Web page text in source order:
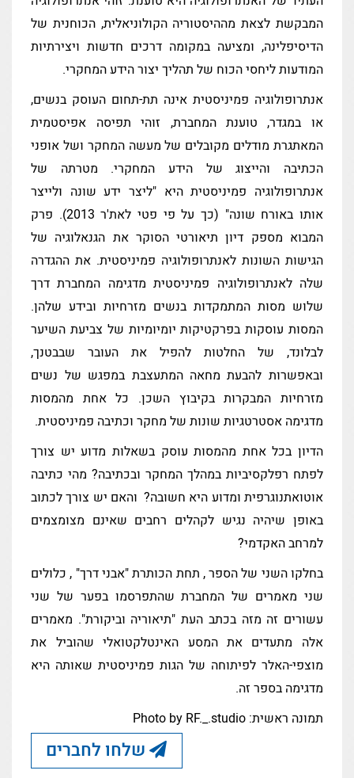
המבקשת לצאת מההיסטוריה הקולוניאלית, הכוחנית של
הדיסיפלינה, ומציעה במקומה דרכים חדשות ויצירתיות
המודעות ליחסי הכוח של תהליך יצור הידע המחקרי.
אנתרופולוגיה פמיניסטית אינה תת-תחום העוסק בנשים,
או במגדר, טוענת המחברת, זוהי תפיסה אפיסטמית
המאתגרת מודלים מקובלים של מעשה המחקר ושל אופני
הכתיבה והייצוג של הידע המחקרי. מטרתה של
אנתרופולוגיה פמיניסטית היא "ליצר ידע שונה ולייצר
אותו באורח שונה" (כך על פי פטי לאת'ר 2013). פרק
המבוא מספק דיון תיאורטי הסוקר את הגנאלוגיה של
הגישות השונות לאנתרופולוגיה פמיניסטית. את ההגדרה
שלה לאנתרופולוגיה פמיניסטית מדגימה המחברת דרך
שלוש מסות המתמקדות בנשים מזרחיות ובידע שלהן.
המסות עוסקות בפרקטיקות יומיומיות של צביעת השיער
לבלונד, של החלטות להפיל את העובר שבבטנך,
ובאפשרות להבעת מחאה המתעצבת במפגש של נשים
מזרחיות המבקרות בקיבוץ השכן. כל אחת מהמסות
מדגימה אסטרטגיות שונות של מחקר וכתיבה פמיניסטית.
הדיון בכל אחת מהמסות עוסק בשאלות מדוע יש צורך
לפתח רפלקסיביות במהלך המחקר ובכתיבה? מהי כתיבה
אוטואתנוגרפית ומדוע היא חשובה? והאם יש צורך לכתוב
באופן שיהיה נגיש לקהלים רחבים שאינם מצומצמים
למרחב האקדמי?
בחלקו השני של הספר , תחת הכותרת "אבני דרך" , כלולים
שני מאמרים של המחברת שהתפרסמו בפער של שני
עשורים זה מזה בכתב העת "תיאוריה וביקורת". מאמרים
אלה מתעדים את המסע האינטלקטואלי שהוביל את
מוצפי-האלר לפיתוחה של הגות פמיניסטית שאותה היא
מדגימה בספר זה.
תמונה ראשית: Photo by RF._.studio
שלחו לחברים